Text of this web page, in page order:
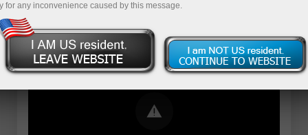
Error loading YouTube: Video could not be
played
for any inconvenience caused by this message.